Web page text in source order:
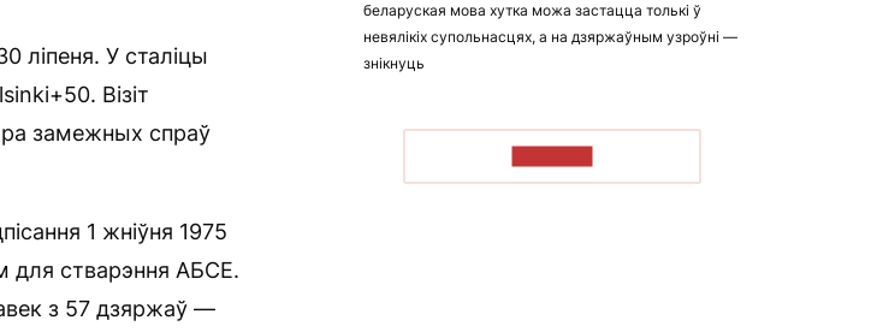
ліпеня. У сталіцы
Візіт
замежных спраў
1 жніўня 1975
для стварэння АБСЕ.
з 57 дзяржаў —
беларуская мова хутка можа застацца толькі ў
невялікіх супольнасцях, а на дзяржаўным узроўні —
знікнуць